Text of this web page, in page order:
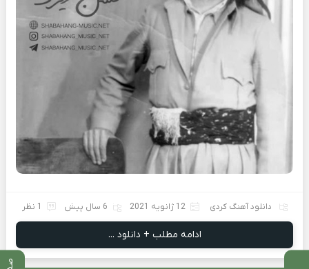
دانلود آهنگ کردی 12 ژانویه 2021 6 سال پیش 1 نظر
ادامه مطلب + دانلود ...